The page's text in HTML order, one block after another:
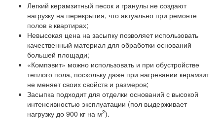
Легкий керамзитный песок и гранулы не создают
нагрузку на перекрытия, что актуально при ремонте
полов в квартирах;
Невысокая цена на засыпку позволяет использовать
качественный материал для обработки оснований
большей площади;
«Компэвит» можно использовать и при обустройстве
теплого пола, поскольку даже при нагревании керамзит
не меняет своих свойств и размеров;
Засыпка подходит для отделки оснований с высокой
интенсивностью эксплуатации (пол выдерживает
нагрузку до 900 кг на м2).